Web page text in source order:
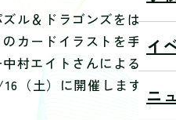
イ
ニ
ル＆ドラゴンズをはじ
カードイラストを手が
村エイトさんによるス
（土）に開催します！